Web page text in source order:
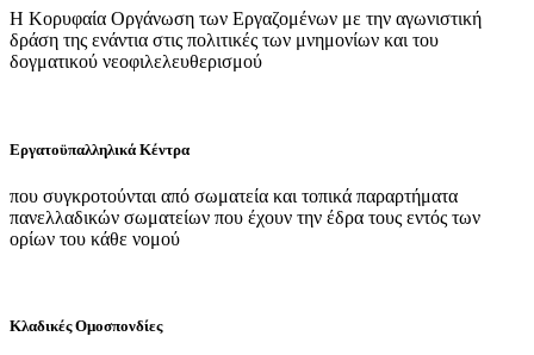
Η Κορυφαία Οργάνωση των Εργαζομένων με την αγωνιστική
δράση της ενάντια στις πολιτικές των μνημονίων και του
δογματικού νεοφιλελευθερισμού
Εργατοϋπαλληλικά Κέντρα
που συγκροτούνται από σωματεία και τοπικά παραρτήματα
πανελλαδικών σωματείων που έχουν την έδρα τους εντός των
ορίων του κάθε νομού
Κλαδικές Ομοσπονδίες